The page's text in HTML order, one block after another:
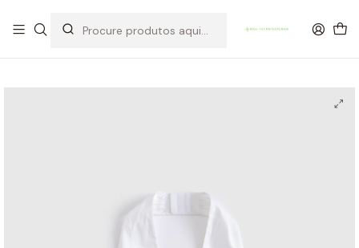
OFERTA DE PORTES DE ENVIO em compras para Portugal superiores a
80€ de artigos sem promoção